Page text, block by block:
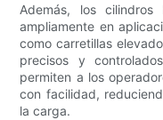
Además, los cilindros
ampliamente en
como carretillas
precisos y
permiten a los
con facilidad,
la carga.